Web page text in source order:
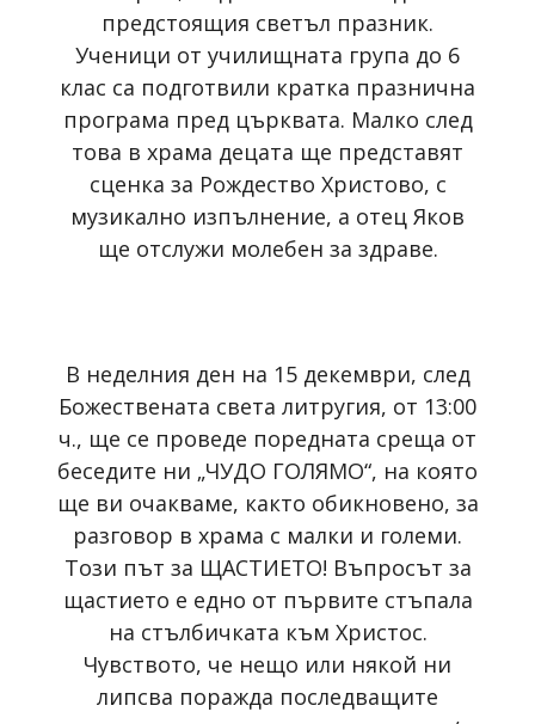
предстоящия светъл празник.
Ученици от училищната група до 6
клас са подготвили кратка празнична
програма пред църквата. Малко след
това в храма децата ще представят
сценка за Рождество Христово, с
музикално изпълнение, а отец Яков
ще отслужи молебен за здраве.
В неделния ден на 15 декември, след
Божествената света литругия, от 13:00
ч., ще се проведе поредната среща от
беседите ни „ЧУДО ГОЛЯМО“, на която
ще ви очакваме, както обикновено, за
разговор в храма с малки и големи.
Този път за ЩАСТИЕТО! Въпросът за
щастието е едно от първите стъпала
на стълбичката към Христос.
Чувството, че нещо или някой ни
липсва поражда последващите